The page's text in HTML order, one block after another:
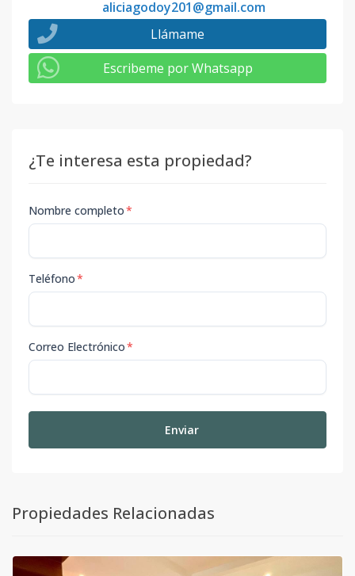
aliciagodoy201@gmail.com
Llámame
Escribeme por Whatsapp
¿Te interesa esta propiedad?
Nombre completo*
Teléfono*
Correo Electrónico*
Enviar
Propiedades Relacionadas